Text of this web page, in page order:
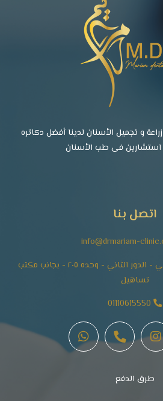
و تجميل الأسنان لدينا أفضل دكاتره
فى طب الأسنان
اتصل بنا
٢ ميدان المساحه - الدقي - الدور الثاني - وحده ٢٠٥ - بجانب مكتب
تساهيل
طرق الدفع